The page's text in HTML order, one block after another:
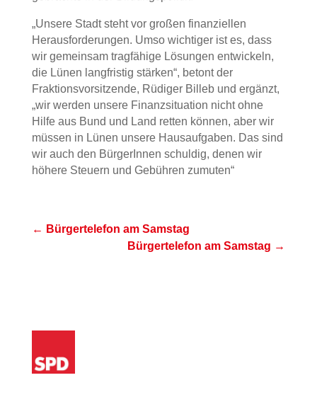
„Unsere Stadt steht vor großen finanziellen
Herausforderungen. Umso wichtiger ist es, dass
wir gemeinsam tragfähige Lösungen entwickeln,
die Lünen langfristig stärken“, betont der
Fraktionsvorsitzende, Rüdiger Billeb und ergänzt,
„wir werden unsere Finanzsituation nicht ohne
Hilfe aus Bund und Land retten können, aber wir
müssen in Lünen unsere Hausaufgaben. Das sind
wir auch den BürgerInnen schuldig, denen wir
höhere Steuern und Gebühren zumuten“
← Bürgertelefon am Samstag
Bürgertelefon am Samstag →